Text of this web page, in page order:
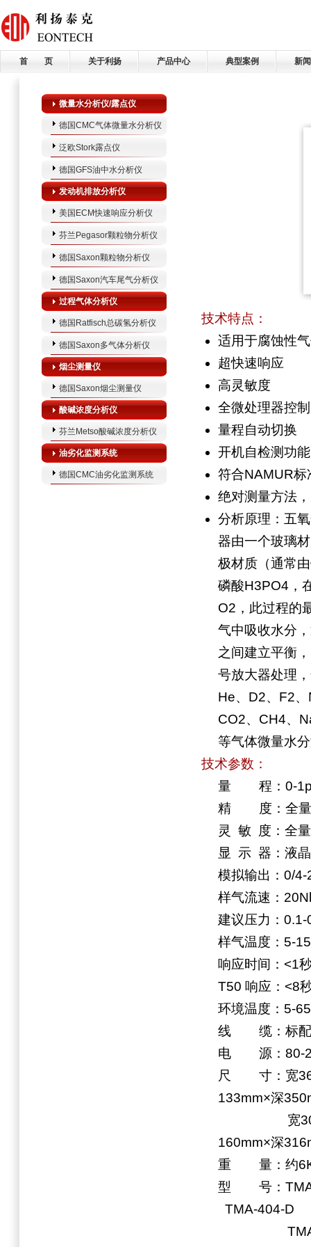
首 页 关于利扬 产品中心 典型案例 新
微量水分析仪/露点仪
德国CMC气体微量水分析仪
泛欧Stork露点仪
德国GFS油中水分析仪
发动机排放分析仪
美国ECM快速响应分析仪
芬兰Pegasor颗粒物分析仪
德国Saxon颗粒物分析仪
德国Saxon汽车尾气分析仪
过程气体分析仪
德国Ratfisch总碳氢分析仪
德国Saxon多气体分析仪
烟尘测量仪
德国Saxon烟尘测量仪
酸碱浓度分析仪
芬兰Metso酸碱浓度分析仪
油劣化监测系统
德国CMC油劣化监测系统
技术特点：
适用于腐蚀性
超快速响应
高灵敏度
全微处理器控制
量程自动切换
开机自检测功能
符合NAMUR标
绝对测量方法
分析原理：五
器由一个玻璃
极材质（通常
磷酸H3PO4，
O2，此过程的
气中吸收水分
之间建立平衡
号放大器处理
He、D2、F2
CO2、CH4、
等气体微量水
技术参数：
量 程：0-
精 度：全量
灵 敏 度：全
显 示 器：液
模拟输出：0/
样气流速：
建议压力：0.1-
样气温度：5-
响应时间：<1
T50 响应：<8
环境温度：5-
线 缆：标配3
电 源：80-
尺 寸：宽
133mm×深
宽300mm×
160mm×深
重 量：约
型 号：
TMA-404-D
TMA-